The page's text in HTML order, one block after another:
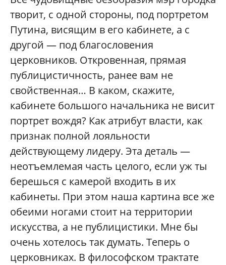
творит, с одной стороны, под портретом
Путина, висящим в его кабинете, а с
другой — под благословения
церковников. Откровенная, прямая
публицистичность, ранее вам не
свойственная… В каком, скажите,
кабинете большого начальника не висит
портрет вождя? Как атрибут власти, как
признак полной лояльности
действующему лидеру. Эта деталь —
неотъемлемая часть целого, если уж ты
берешься с камерой входить в их
кабинеты. При этом наша картина все же
обеими ногами стоит на территории
искусства, а не публицистики. Мне бы
очень хотелось так думать. Теперь о
церковниках. В философском трактате